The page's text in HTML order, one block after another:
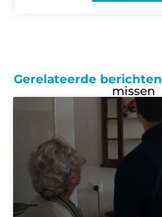
Gerelateerde berichten
missen